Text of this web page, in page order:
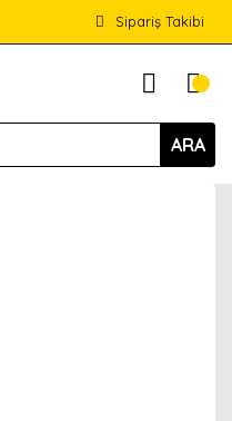
Sipariş Takibi
ARA